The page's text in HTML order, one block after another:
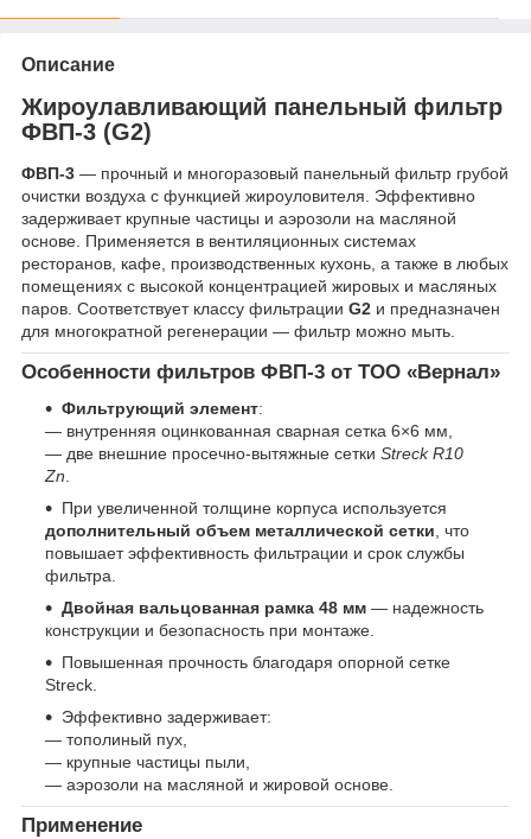
Описание
Жироулавливающий панельный фильтр
ФВП-3 (G2)
ФВП-3 — прочный и многоразовый панельный фильтр грубой
очистки воздуха с функцией жироуловителя. Эффективно
задерживает крупные частицы и аэрозоли на масляной
основе. Применяется в вентиляционных системах
ресторанов, кафе, производственных кухонь, а также в любых
помещениях с высокой концентрацией жировых и масляных
паров. Соответствует классу фильтрации G2 и предназначен
для многократной регенерации — фильтр можно мыть.
Особенности фильтров ФВП-3 от ТОО «Вернал»
Фильтрующий элемент:
— внутренняя оцинкованная сварная сетка 6×6 мм,
— две внешние просечно-вытяжные сетки Streck R10
Zn.
При увеличенной толщине корпуса используется
дополнительный объем металлической сетки, что
повышает эффективность фильтрации и срок службы
фильтра.
Двойная вальцованная рамка 48 мм — надежность
конструкции и безопасность при монтаже.
Повышенная прочность благодаря опорной сетке
Streck.
Эффективно задерживает:
— тополиный пух,
— крупные частицы пыли,
— аэрозоли на масляной и жировой основе.
Применение